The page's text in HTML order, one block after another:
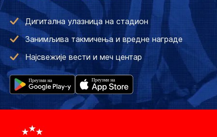
Дигитална улазница на стадион
Занимљива такмичења и вредне награде
Најсвежије вести и меч центар